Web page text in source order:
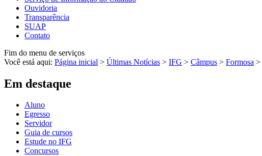
Ouvidoria
Transparência
SUAP
Contato
Fim do menu de serviços
Você está aqui: Página inicial > Últimas Notícias > IFG > Câmpus > Formosa >
Em destaque
Aluno
Egresso
Servidor
Guia de cursos
Estude no IFG
Concursos